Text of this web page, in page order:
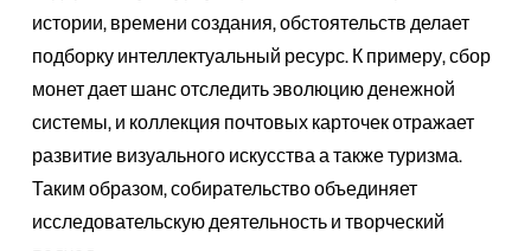
истории, времени создания, обстоятельств делает
подборку интеллектуальный ресурс. К примеру, сбор
монет дает шанс отследить эволюцию денежной
системы, и коллекция почтовых карточек отражает
развитие визуального искусства а также туризма.
Таким образом, собирательство объединяет
исследовательскую деятельность и творческий